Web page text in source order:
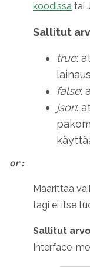
koodissa tai
Sallitut
true:
false:
json:
or:
Määrittää
tagi ei itse
Sallitut
Interface-